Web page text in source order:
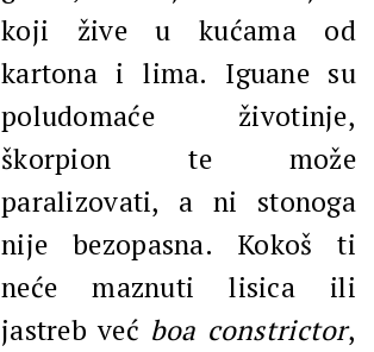
koji žive u kućama od
kartona i lima. Iguane su
poludomaće životinje,
škorpion te može
paralizovati, a ni stonoga
nije bezopasna. Kokoš ti
neće maznuti lisica ili
jastreb već boa constrictor,